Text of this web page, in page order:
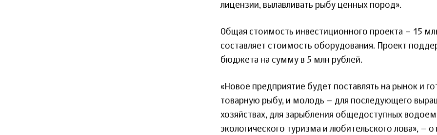
лицензии, вылавливать рыбу ценных пород».
Общая стоимость инвестиционного проекта – 15
составляет стоимость оборудования. Проект
бюджета на сумму в 5 млн рублей.
«Новое предприятие будет поставлять на рынок и
товарную рыбу, и молодь – для последующего
хозяйствах, для зарыбления общедоступных
экологического туризма и любительского лова», –